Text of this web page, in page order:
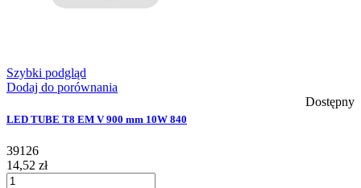
Szybki podgląd
Dodaj do porównania
Dostępny
LED TUBE T8 EM V 900 mm 10W 840
39126
14,52 zł